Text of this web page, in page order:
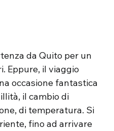
da Quito per un
Eppure, il viaggio
occasione fantastica
il cambio di
di temperatura. Si
fino ad arrivare